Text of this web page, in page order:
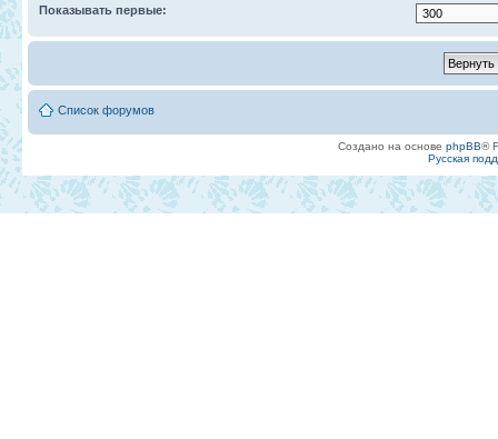
Показывать первые:
Список форумов
Создано на основе phpBB®
Русская